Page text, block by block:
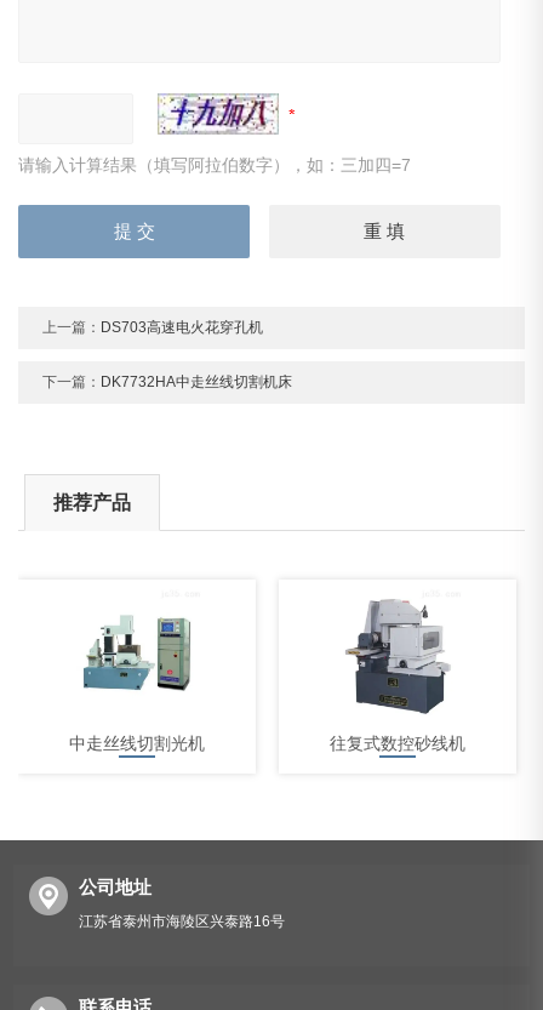
请输入计算结果（填写阿拉伯数字），如：三加四=7
上一篇： DS703高速电火花穿孔机
下一篇： DK7732HA中走丝线切割机床
推荐产品
中走丝线切割光机 往复式数控砂线机
公司地址
江苏省泰州市海陵区兴泰路16号